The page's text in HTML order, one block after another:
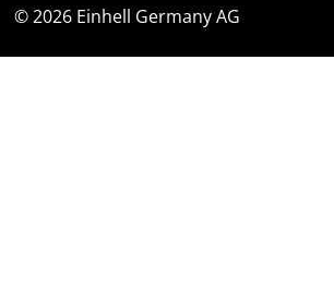
© 2026 Einhell Germany AG